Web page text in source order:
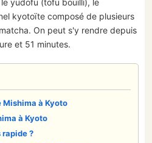
yudofu (tofu bouilli), le
kyotoïte composé de plusieurs
On peut s'y rendre depuis
et 51 minutes.
Mishima à Kyoto
à Kyoto
rapide ?